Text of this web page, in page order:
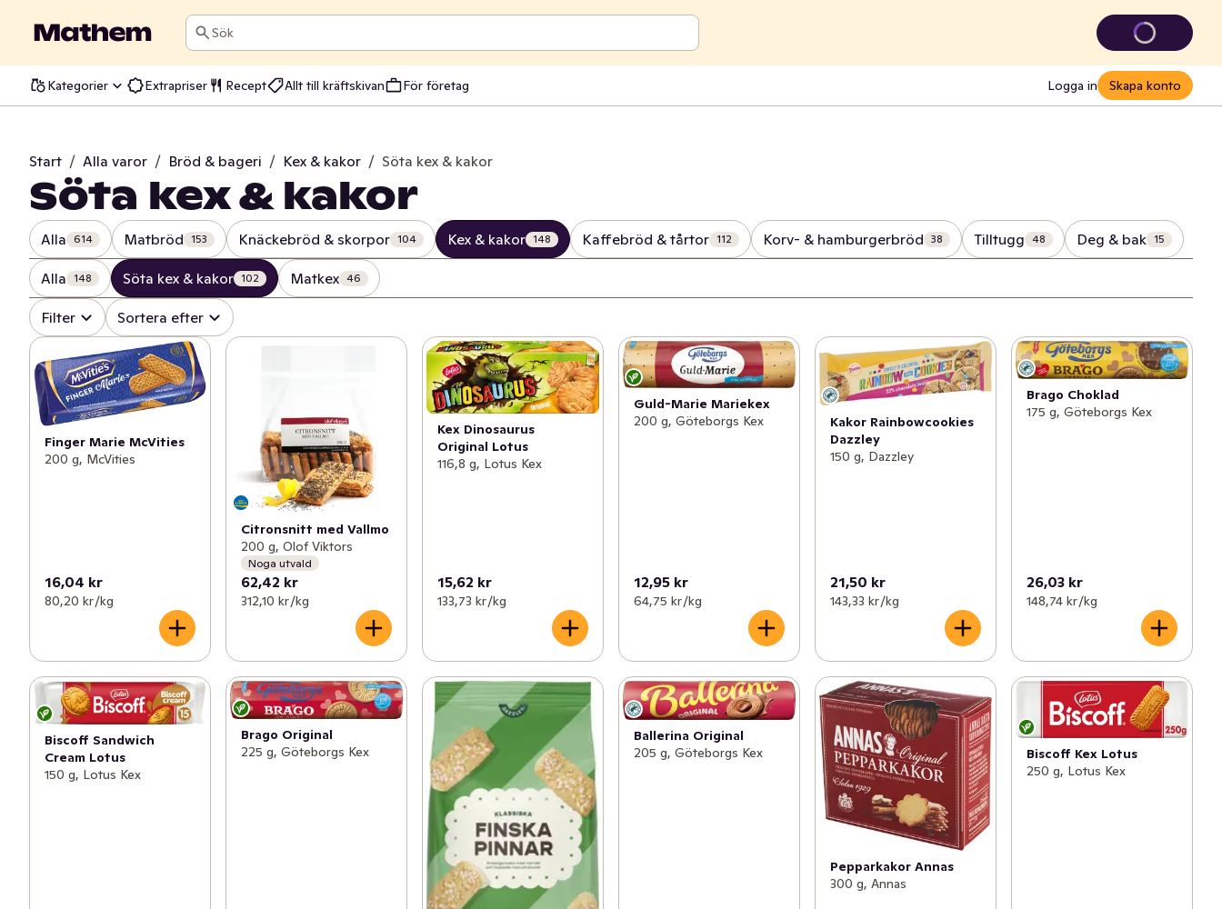
Sök
Kategorier Extrapriser Recept Allt till kräftskivan För företag Logga in Skapa konto
Start / Alla varor / Bröd & bageri / Kex & kakor / Söta kex & kakor
Söta kex & kakor
Alla 614 Matbröd 153 Knäckebröd & skorpor 104 Kex & kakor 148 Kaffebröd & tårtor 112 Korv- & hamburgerbröd 38 Tilltugg 48 Deg & bak 15
Alla 148 Söta kex & kakor 102 Matkex 46
Filter Sortera efter
Finger Marie McVities
200 g, McVities
16,04 kr
80,20 kr /kg
Citronsnitt med Vallmo
200 g, Olof Viktors
Noga utvald
62,42 kr
312,10 kr /kg
Kex Dinosaurus
Original Lotus
116,8 g, Lotus Kex
15,62 kr
133,73 kr /kg
Guld-Marie Mariekex
200 g, Göteborgs Kex
12,95 kr
64,75 kr /kg
Kakor Rainbowcookies
Dazzley
150 g, Dazzley
21,50 kr
143,33 kr /kg
Brago Choklad
175 g, Göteborgs Kex
26,03 kr
148,74 kr /kg
Biscoff Sandwich
Cream Lotus
150 g, Lotus Kex
Brago Original
225 g, Göteborgs Kex
Ballerina Original
205 g, Göteborgs Kex
Pepparkakor Annas
300 g, Annas
Biscoff Kex Lotus
250 g, Lotus Kex